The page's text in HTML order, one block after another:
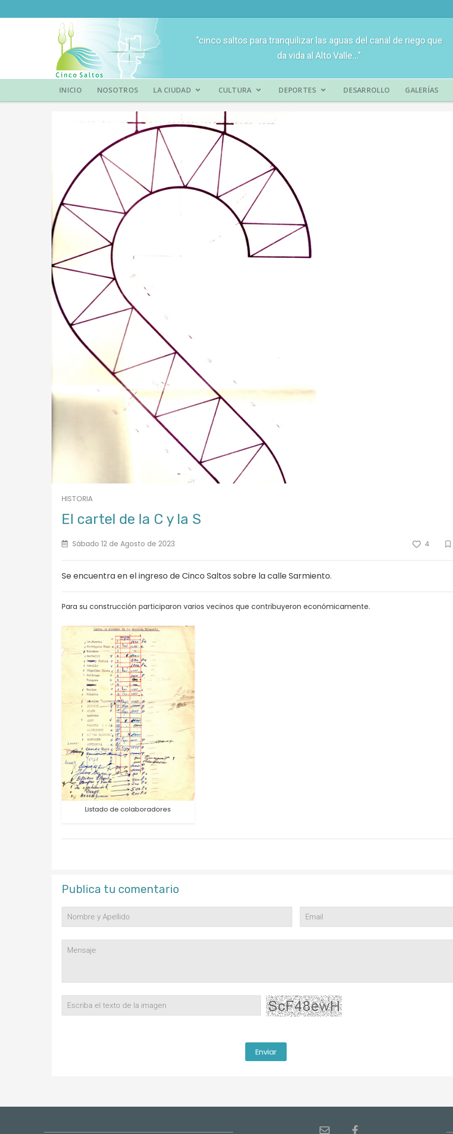
"cinco saltos para tranquilizar las aguas del canal de riego que
da vida al Alto Valle..."
INICIO NOSOTROS LA CIUDAD CULTURA DEPORTES DESARROLLO GALERÍAS
HISTORIA
El cartel de la C y la S
Sábado 12 de Agosto de 2023 4
Se encuentra en el ingreso de Cinco Saltos sobre la calle Sarmiento.
Para su construcción participaron varios vecinos que contribuyeron económicamente.
Listado de colaboradores
Publica tu comentario